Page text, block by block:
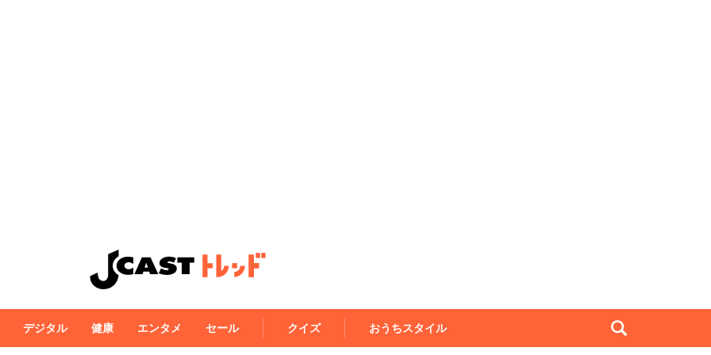
デジタル 健康 エンタメ セール クイズ おうちスタイル